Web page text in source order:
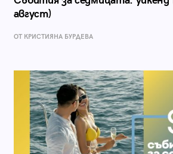
август)
ОТ КРИСТИЯНА БУРДЕВА